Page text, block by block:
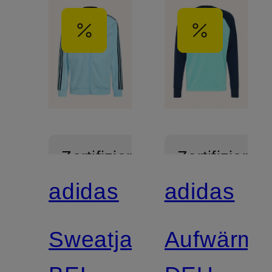
Zertifiziert
Mix &
adidas
Sweatjacke
Zertifiziert
adidas